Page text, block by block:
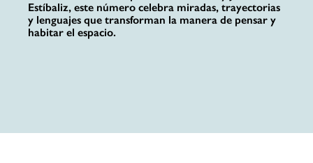
Estíbaliz, este número celebra miradas, trayectorias
y lenguajes que transforman la manera de pensar y
habitar el espacio.